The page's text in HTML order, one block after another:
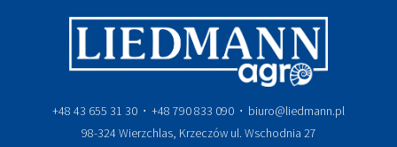
+48 43 655 31 30 ⋅ +48 790 833 090 ⋅ biuro@liedmann.pl
98-324 Wierzchlas, Krzeczów ul. Wschodnia 27